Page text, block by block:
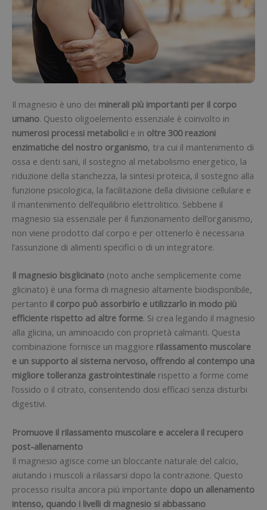
Il magnesio è uno dei minerali più importanti per il corpo
umano. Questo oligoelemento essenziale è coinvolto in
numerosi processi metabolici e in oltre 300 reazioni
enzimatiche del nostro organismo, tra cui il mantenimento di
ossa e denti sani, il sostegno al metabolismo energetico, la
riduzione della stanchezza, la sintesi proteica, il sostegno alla
funzione psicologica, la facilitazione della divisione cellulare e
il mantenimento dell’equilibrio elettrolitico. Sebbene il
magnesio sia essenziale per il funzionamento dell’organismo,
non viene prodotto dal corpo e per ottenerlo è necessaria
l’assunzione di alimenti specifici o di un integratore.
Il magnesio bisglicinato (noto anche semplicemente come
glicinato) è una forma di magnesio altamente biodisponibile,
pertanto il corpo può assorbirlo e utilizzarlo in modo più
efficiente rispetto ad altre forme. Si crea legando il magnesio
alla glicina, un aminoacido con proprietà calmanti. Questa
combinazione fornisce un maggiore rilassamento muscolare
e un supporto al sistema nervoso, offrendo al contempo una
migliore tolleranza gastrointestinale rispetto a forme come
l’ossido o il citrato, consentendo dosi efficaci senza disturbi
digestivi.
Promuove il rilassamento muscolare e accelera il recupero
post-allenamento
Il magnesio agisce come un bloccante naturale del calcio,
aiutando i muscoli a rilassarsi dopo la contrazione. Questo
processo risulta ancora più importante dopo un allenamento
intenso, quando i livelli di magnesio si abbassano